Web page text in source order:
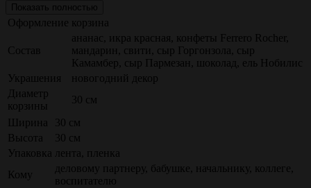
Показать полностью
Оформление корзина
Состав
ананас, икра красная, конфеты Ferrero Rocher,
мандарин, свити, сыр Горгонзола, сыр
Камамбер, сыр Пармезан, шоколад, ель Нобилис
Украшения
новогодний декор
Диаметр
корзины
30 см
Ширина
30 см
Высота
30 см
Упаковка
лента, пленка
Кому
деловому партнеру, бабушке, начальнику, коллеге,
воспитателю